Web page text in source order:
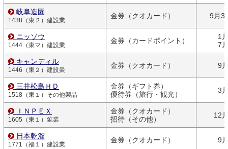
岐阜造園
1438（東２）建設業
金券（クオカード） 9月
ニッソウ
1444（東マ）建設業
金券（カードポイント）
1
7
キャンディル
1446（東２）建設業
金券（クオカード） 9
三井松島ＨＤ
1518（東１）その他製品
金券（ギフト券）
優待券（旅行・観光）
3
ＩＮＰＥＸ
1605（東１）鉱業
金券（クオカード）
招待（その他）
12
日本乾溜
1771（福１）建設業
金券（クオカード） 9